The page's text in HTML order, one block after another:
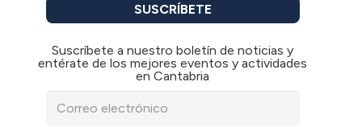
SUSCRÍBETE
Suscríbete a nuestro boletín de noticias y
entérate de los mejores eventos y actividades
en Cantabria